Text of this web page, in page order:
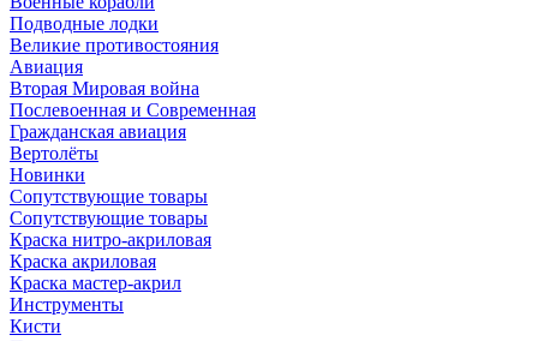
Подводные лодки
Великие противостояния
Авиация
Вторая Мировая война
Послевоенная и Современная
Гражданская авиация
Вертолёты
Новинки
Сопутствующие товары
Сопутствующие товары
Краска нитро-акриловая
Краска акриловая
Краска мастер-акрил
Инструменты
Кисти